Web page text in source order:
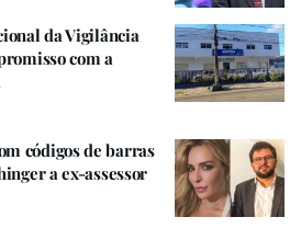
jogador da Seleção Brasileira
Palmeiras, Flamengo e
de 9 anos, João Pedro, que joga
do Boa Vista (RJ).
da Vigilância
com a
códigos de barras
a ex-assessor